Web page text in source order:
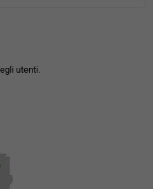
utenti.